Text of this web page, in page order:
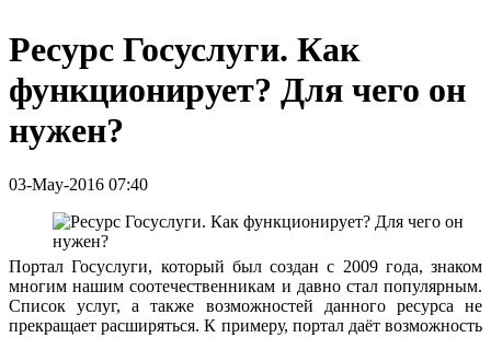
Ресурс Госуслуги. Как
функционирует? Для чего он
нужен?
03-May-2016 07:40
Портал Госуслуги, который был создан с 2009 года, знаком
многим нашим соотечественникам и давно стал популярным.
Список услуг, а также возможностей данного ресурса не
прекращает расширяться. К примеру, портал даёт возможность